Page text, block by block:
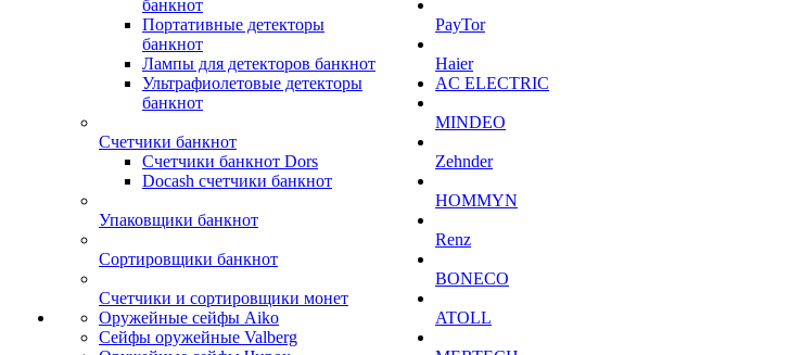
банкнот
Портативные детекторы
банкнот
Лампы для детекторов банкнот
Ультрафиолетовые детекторы
банкнот
Счетчики банкнот
Счетчики банкнот Dors
Docash счетчики банкнот
Упаковщики банкнот
Сортировщики банкнот
Счетчики и сортировщики монет
Оружейные сейфы Aiko
Сейфы оружейные Valberg
PayTor
Haier
AC ELECTRIC
MINDEO
Zehnder
HOMMYN
Renz
BONECO
ATOLL